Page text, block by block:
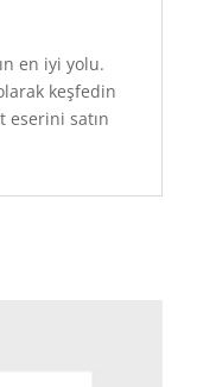
en iyi yolu.
keşfedin
eserini satın